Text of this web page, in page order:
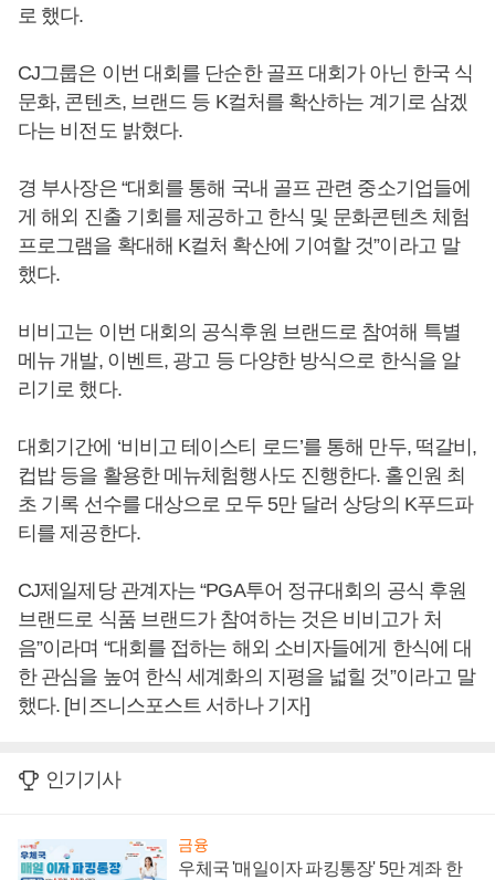
로 했다.
CJ그룹은 이번 대회를 단순한 골프 대회가 아닌 한국 식
문화, 콘텐츠, 브랜드 등 K컬처를 확산하는 계기로 삼겠
다는 비전도 밝혔다.
경 부사장은 “대회를 통해 국내 골프 관련 중소기업들에
게 해외 진출 기회를 제공하고 한식 및 문화콘텐츠 체험
프로그램을 확대해 K컬처 확산에 기여할 것”이라고 말
했다.
비비고는 이번 대회의 공식후원 브랜드로 참여해 특별
메뉴 개발, 이벤트, 광고 등 다양한 방식으로 한식을 알
리기로 했다.
대회기간에 ‘비비고 테이스티 로드’를 통해 만두, 떡갈비,
컵밥 등을 활용한 메뉴체험행사도 진행한다. 홀인원 최
초 기록 선수를 대상으로 모두 5만 달러 상당의 K푸드파
티를 제공한다.
CJ제일제당 관계자는 “PGA투어 정규대회의 공식 후원
브랜드로 식품 브랜드가 참여하는 것은 비비고가 처
음”이라며 “대회를 접하는 해외 소비자들에게 한식에 대
한 관심을 높여 한식 세계화의 지평을 넓힐 것”이라고 말
했다. [비즈니스포스트 서하나 기자]
인기기사
금융
우체국 '매일이자 파킹통장' 5만 계좌 한